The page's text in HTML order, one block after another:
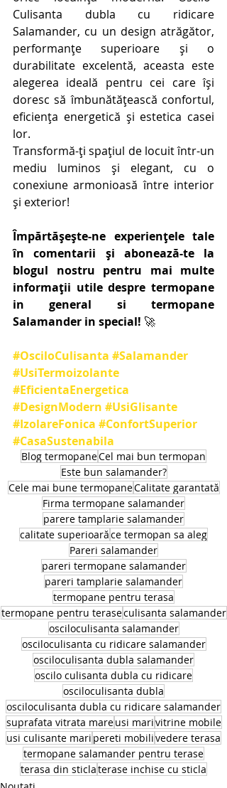
Culisanta dubla cu ridicare
Salamander, cu un design atrăgător,
performanțe superioare și o
durabilitate excelentă, aceasta este
alegerea ideală pentru cei care își
doresc să îmbunătățească confortul,
eficiența energetică și estetica casei
lor.
Transformă-ți spațiul de locuit într-un
mediu luminos și elegant, cu o
conexiune armonioasă între interior
și exterior!
Împărtășește-ne experiențele tale
în comentarii și abonează-te la
blogul nostru pentru mai multe
informații utile despre termopane
in general si termopane
Salamander in special! 🚀
#OsciloCulisanta #Salamander
#UsiTermoizolante
#EficientaEnergetica
#DesignModern #UsiGlisante
#IzolareFonica #ConfortSuperior
#CasaSustenabila
Blog termopaneCel mai bun termopan
Este bun salamander?
Cele mai bune termopaneCalitate garantată
Firma termopane salamander
parere tamplarie salamander
calitate superioarăce termopan sa aleg
Pareri salamander
pareri termopane salamander
pareri tamplarie salamander
termopane pentru terasa
termopane pentru teraseculisanta salamander
osciloculisanta salamander
osciloculisanta cu ridicare salamander
osciloculisanta dubla salamander
oscilo culisanta dubla cu ridicare
osciloculisanta dubla
osciloculisanta dubla cu ridicare salamander
suprafata vitrata mareusi marivitrine mobile
usi culisante mari pereti mobilivedere terasa
termopane salamander pentru terase
terasa din sticlaterase inchise cu sticla